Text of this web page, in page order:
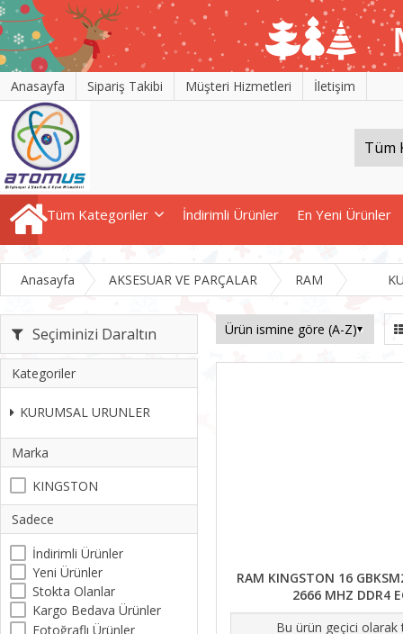
Anasayfa Sipariş Takibi Müşteri Hizmetleri İletişim
Tüm Kategoriler İndirimli Ürünler En Yeni Ürünler
Anasayfa AKSESUAR VE PARÇALAR RAM
Seçiminizi Daraltın
Kategoriler
KURUMSAL URUNLER
Marka
KINGSTON
Sadece
İndirimli Ürünler
Yeni Ürünler
Stokta Olanlar
Kargo Bedava Ürünler
Fotoğraflı Ürünler
RAM KINGSTON 16
2666 MHZ DDR4
Bu ürün geçici olarak